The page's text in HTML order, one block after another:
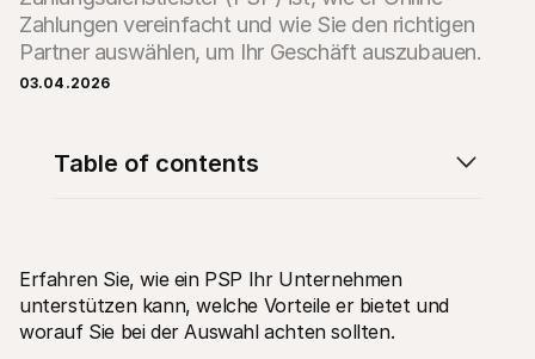
Technische Ressourcen
Integrieren Sie Mollie mit unseren Plug-and-Play-Paketen
Discord community
Werden Sie Teil der Entwickler-Community
Über Mollie
Zahlungen vereinfacht und wie Sie den richtigen
Partner auswählen, um Ihr Geschäft auszubauen.
03.04.2026
Erfahren Sie, wie ein PSP Ihr Unternehmen
unterstützen kann, welche Vorteile er bietet und
worauf Sie bei der Auswahl achten sollten.
Table of contents